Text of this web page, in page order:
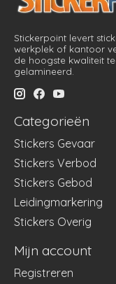
Stickerpoint levert
werkplek of kantoor
de hoogste kwaliteit
gelamineerd.
Categorieën
Stickers Gevaar
Stickers Verbod
Stickers Gebod
Leidingmarkering
Stickers Overig
Mijn account
Registreren